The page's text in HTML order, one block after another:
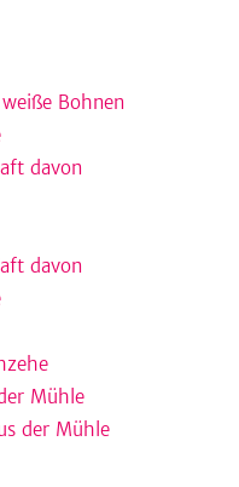
Bohnen
davon
davon
Mühle
der Mühle